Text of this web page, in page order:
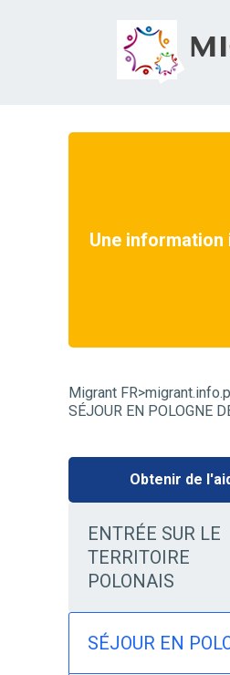
Une
cas de doute, nous vous
dans un cas particulier et de
Migrant FR>
SÉJOUR EN POLOGNE
Obtenir de
ENTRÉE SUR LE
TERRITOIRE
POLONAIS
SÉJOUR EN